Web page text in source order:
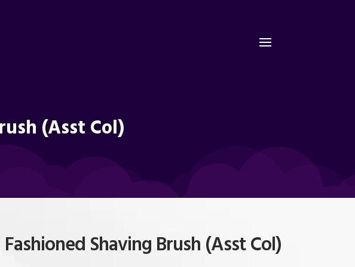
(Asst Col)
Shaving Brush (Asst Col)